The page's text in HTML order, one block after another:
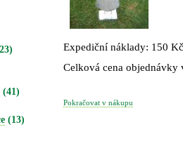
(41)
(13)
Expediční náklady: 150 Kč
Celková cena
Pokračovat v nákupu